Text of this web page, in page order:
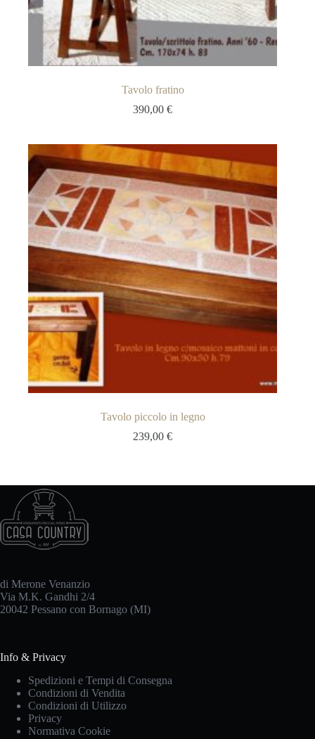
Tavolo fratino
390,00€
Tavolo piccolo in legno
239,00€
di Merone Venanzio
Via M.K. Gandhi 2/4
20042 Pessano con Bornago (MI)
Info & Privacy
Spedizioni e Tempi di Consegna
Condizioni di Vendita
Condizioni di Utilizzo
Privacy
Normativa Cookie